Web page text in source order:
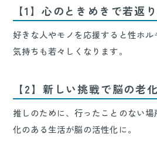
【1】心のときめきで若返
好きな人やモノを応援すると性ホル
気持ちも若々しくなります。
【2】新しい挑戦で脳の老
推しのために、行ったことのない
化のある生活が脳の活性化に。